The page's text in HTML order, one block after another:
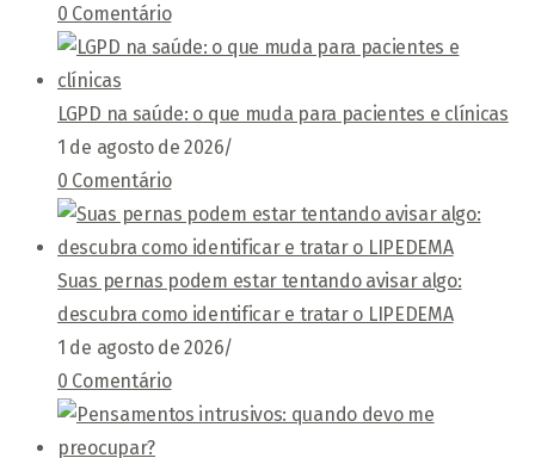
0 Comentário
LGPD na saúde: o que muda para pacientes e clínicas
1 de agosto de 2026/
0 Comentário
Suas pernas podem estar tentando avisar algo:
descubra como identificar e tratar o LIPEDEMA
1 de agosto de 2026/
0 Comentário